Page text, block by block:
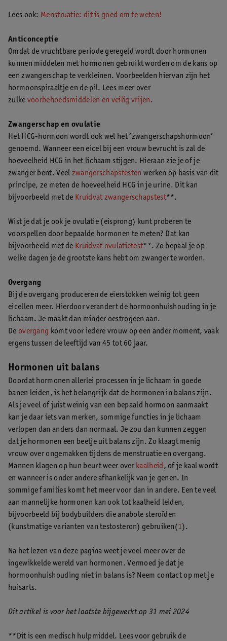
Lees ook: Menstruatie: dit is goed om te weten!
Anticonceptie
Omdat de vruchtbare periode geregeld wordt door hormonen
kunnen middelen met hormonen gebruikt worden om de kans op
een zwangerschap te verkleinen. Voorbeelden hiervan zijn het
hormoonspiraaltje en de pil. Lees meer over
zulke voorbehoedsmiddelen en veilig vrijen.
Zwangerschap en ovulatie
Het HCG-hormoon wordt ook wel het ‘zwangerschapshormoon’
genoemd. Wanneer een eicel bij een vrouw bevrucht is zal de
hoeveelheid HCG in het lichaam stijgen. Hieraan zie je of je
zwanger bent. Veelzwangerschapstesten werken op basis van dit
principe, ze meten de hoeveelheid HCG in je urine. Dit kan
bijvoorbeeld met de Kruidvat zwangerschapstest**.
Wist je dat je ook je ovulatie (eisprong) kunt proberen te
voorspellen door bepaalde hormonen te meten? Dat kan
bijvoorbeeld met de Kruidvat ovulatietest**. Zo bepaal je op
welke dagen je de grootste kans hebt om zwanger te worden.
Overgang
Bij de overgang produceren de eierstokken weinig tot geen
eicellen meer. Hierdoor verandert de hormoonhuishouding in je
lichaam. Je maakt dan minder oestrogeen aan.
De overgang komt voor iedere vrouw op een ander moment, vaak
ergens tussen de leeftijd van 45 tot 60 jaar.
Hormonen uit balans
Doordat hormonen allerlei processen in je lichaam in goede
banen leiden, is het belangrijk dat de hormonen in balans zijn.
Als je veel of juist weinig van een bepaald hormoon aanmaakt
kan je daar iets van merken, sommige functies in je lichaam
verlopen dan anders dan normaal. Je zou dan kunnen zeggen
dat je hormonen een beetje uit balans zijn. Zo klaagt menig
vrouw over ongemakken tijdens de menstruatie en overgang.
Mannen klagen op hun beurt weer over kaalheid , of je kaal wordt
en wanneer is onder andere afhankelijk van je genen. In
sommige families komt het meer voor dan in andere. Een te veel
aan mannelijke hormonen kan ook tot kaalheid leiden,
bijvoorbeeld bij bodybuilders die anabole steroïden
(kunstmatige varianten van testosteron) gebruiken(1).
Na het lezen van deze pagina weet je veel meer over de
ingewikkelde wereld van hormonen. Vermoed je dat je
hormoonhuishouding niet in balans is? Neem contact op met je
huisarts.
Dit artikel is voor het laatste bijgewerkt op 31 mei 2024
**Dit is een medisch hulpmiddel. Lees voor gebruik de